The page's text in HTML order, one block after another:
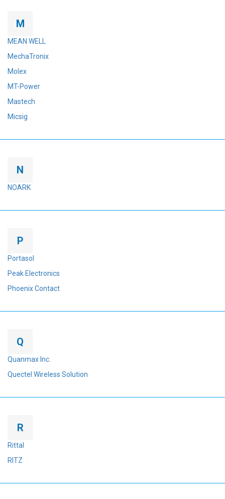
M
MEAN WELL
MechaTronix
Molex
MT-Power
Mastech
Micsig
N
NOARK
P
Portasol
Peak Electronics
Phoenix Contact
Q
Quanmax Inc.
Quectel Wireless Solution
R
Rittal
RITZ